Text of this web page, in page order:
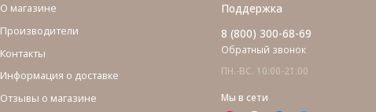
О магазине
Производители
Контакты
Информация о доставке
Отзывы о магазине
Поддержка
8 (800) 300-68-69
Обратный звонок
ПН.-ВС. 10:00-21:00
Мы в сети